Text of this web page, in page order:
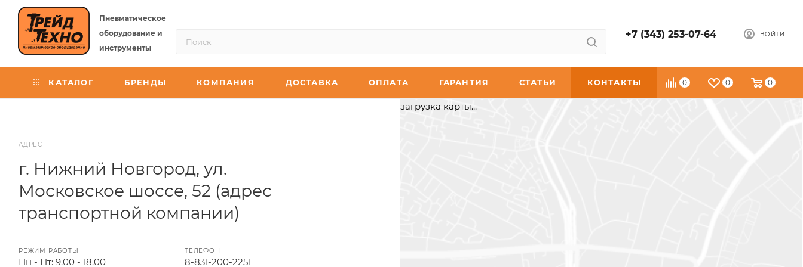
Пневматическое
оборудование и
инструменты
+7 (343) 253-07-64 ВОЙТИ
0 0 0
КАТАЛОГ БРЕНДЫ КОМПАНИЯ ДОСТАВКА ОПЛАТА ГАРАНТИЯ СТАТЬИ КОНТАКТЫ
АДРЕС
г. Нижний Новгород, ул.
Московское шоссе, 52 (адрес
транспортной компании)
РЕЖИМ РАБОТЫ
Пн - Пт: 9.00 - 18.00
ТЕЛЕФОН
8-831-200-2251
загрузка карты...